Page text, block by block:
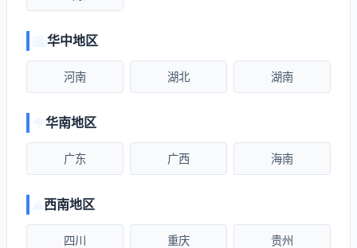
华中地区
河南 湖北 湖南
华南地区
广东 广西 海南
西南地区
四川 重庆 贵州